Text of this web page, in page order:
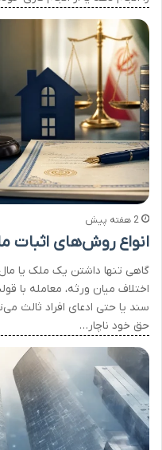
2 هفته پیش
انواع روش‌های اثبات
گاهی تنها داشتن یک ملک یا
اختلاف میان ورثه، معامله
سند یا حتی ادعای افراد ثالث
حق خود ناچار…